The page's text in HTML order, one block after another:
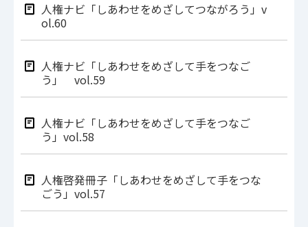
人権ナビ「しあわせをめざしてつながろう」v
ol.60
人権ナビ「しあわせをめざして手をつなご
う」 vol.59
人権ナビ「しあわせをめざして手をつなご
う」vol.58
人権啓発冊子「しあわせをめざして手をつな
ごう」vol.57